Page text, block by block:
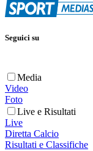
Seguici su
Media
Video
Foto
Live e Risultati
Live
Diretta Calcio
Risultati e Classifiche